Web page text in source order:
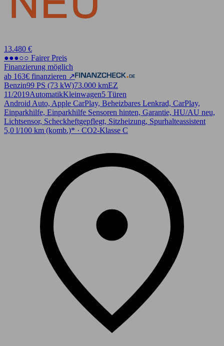
13.480 €
●●●○○ Fairer Preis
Finanzierung möglich
ab 163€ finanzieren ↗
Benzin99 PS (73 kW)73.000 kmEZ
11/2019AutomatikKleinwagen5 Türen
Android Auto, Apple CarPlay, Beheizbares Lenkrad, CarPlay,
Einparkhilfe, Einparkhilfe Sensoren hinten, Garantie, HU/AU neu,
Lichtsensor, Scheckheftgepflegt, Sitzheizung, Spurhalteassistent
5,0 l/100 km (komb.)* · CO2-Klasse C